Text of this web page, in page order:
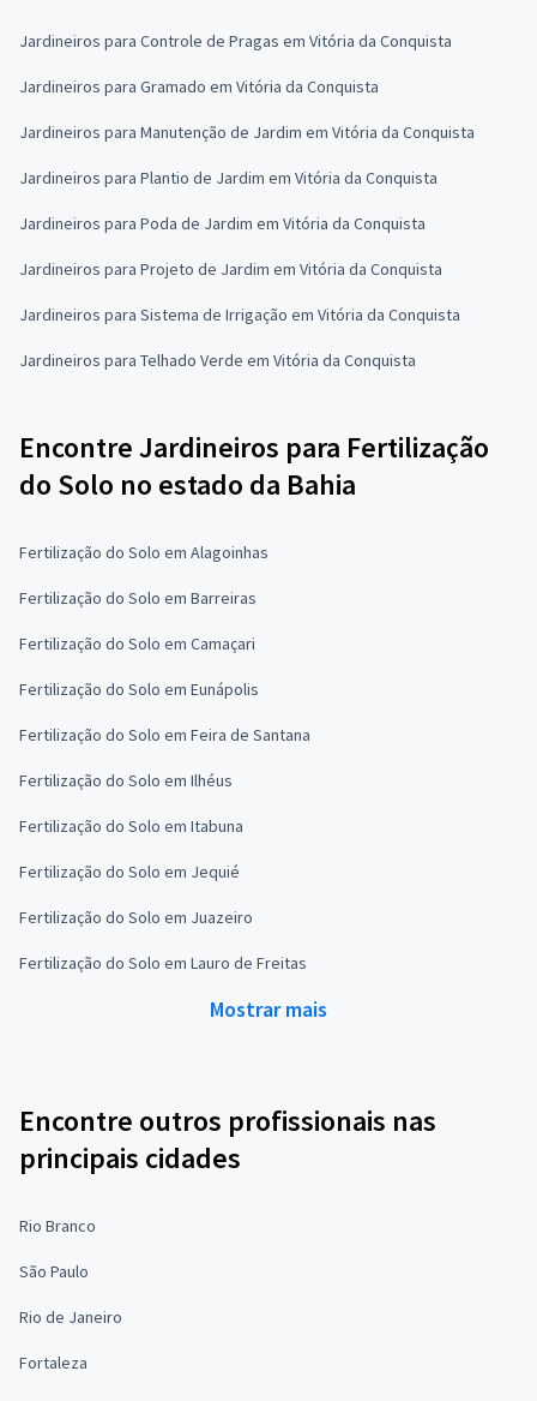
Jardineiros para Controle de Pragas em Vitória da Conquista
Jardineiros para Gramado em Vitória da Conquista
Jardineiros para Manutenção de Jardim em Vitória da Conquista
Jardineiros para Plantio de Jardim em Vitória da Conquista
Jardineiros para Poda de Jardim em Vitória da Conquista
Jardineiros para Projeto de Jardim em Vitória da Conquista
Jardineiros para Sistema de Irrigação em Vitória da Conquista
Jardineiros para Telhado Verde em Vitória da Conquista
Encontre Jardineiros para Fertilização
do Solo no estado da Bahia
Fertilização do Solo em Alagoinhas
Fertilização do Solo em Barreiras
Fertilização do Solo em Camaçari
Fertilização do Solo em Eunápolis
Fertilização do Solo em Feira de Santana
Fertilização do Solo em Ilhéus
Fertilização do Solo em Itabuna
Fertilização do Solo em Jequié
Fertilização do Solo em Juazeiro
Fertilização do Solo em Lauro de Freitas
Mostrar mais
Encontre outros profissionais nas
principais cidades
Rio Branco
São Paulo
Rio de Janeiro
Fortaleza